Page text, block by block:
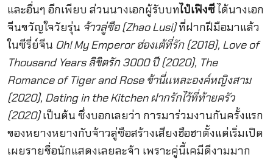
และอื่นๆ อีกเพียบ ส่วนนางเอกผู้รับบทไป๋เฟิงซีได้นางเอก
จีนขวัญใจวัยรุ่น จ้าวลู่ซือ (Zhao Lusi)ที่ฝากฝีมือมาแล้ว
ในซีรี่ย์จีน Oh! My Emperor ฮ่องเต้ที่รัก (2018), Love of
Thousand Years ลิขิตรัก 3000 ปี (2020), The
Romance of Tiger and Rose ข้านี่เเหละองค์หญิงสาม
(2020), Dating in the Kitchen ฝากรักไว้ที่ท้ายครัว
(2020)เป็นต้น ซึ่งบอกเลยว่า การมาร่วมงานกันครั้งแรก
ของหยางหยางกับจ้าวลู่ซือสร้างเสียงฮือฮาตั้งแต่เริ่มเปิด
เผยรายชื่อนักแสดงเลยละจ้า เพราะคู่นี้เคมีดีงามมาก